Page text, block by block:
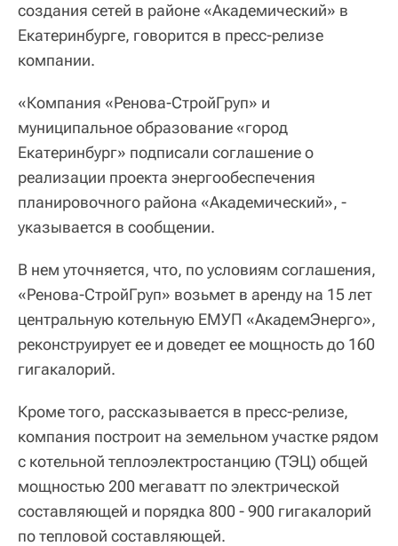
создания сетей в районе «Академический» в
Екатеринбурге, говорится в пресс-релизе
компании.
«Компания «Ренова-СтройГруп» и
муниципальное образование «город
Екатеринбург» подписали соглашение о
реализации проекта энергообеспечения
планировочного района «Академический», -
указывается в сообщении.
В нем уточняется, что, по условиям соглашения,
«Ренова-СтройГруп» возьмет в аренду на 15 лет
центральную котельную ЕМУП «АкадемЭнерго»,
реконструирует ее и доведет ее мощность до 160
гигакалорий.
Кроме того, рассказывается в пресс-релизе,
компания построит на земельном участке рядом
с котельной теплоэлектростанцию (ТЭЦ) общей
мощностью 200 мегаватт по электрической
составляющей и порядка 800 - 900 гигакалорий
по тепловой составляющей.